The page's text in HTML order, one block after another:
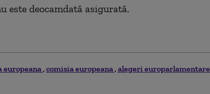
este deocamdată asigurată.
europeana comisia europeana alegeri europarlamentare